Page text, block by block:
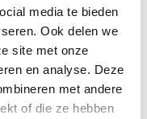
media te bieden
Ook delen we
site met onze
en analyse. Deze
met andere
of die ze hebben
beschikbaar in